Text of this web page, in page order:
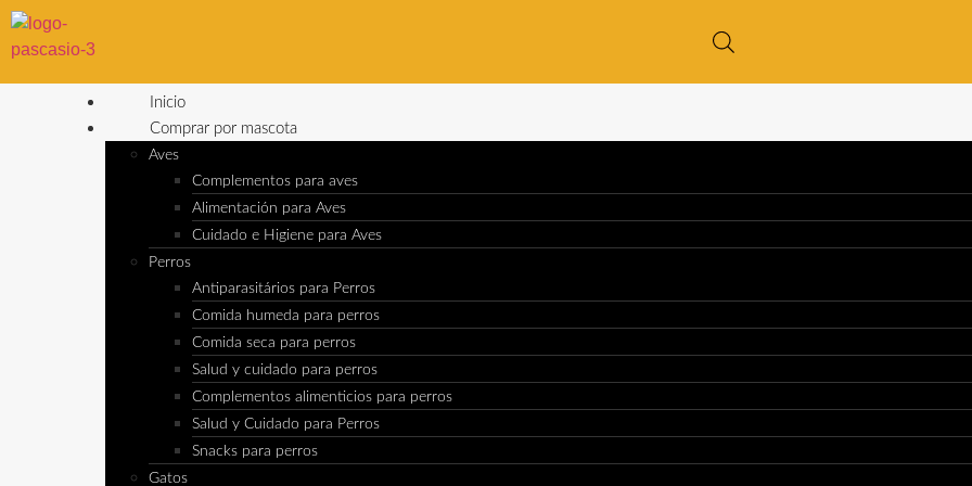
Inicio
Comprar por mascota
Aves
Complementos para aves
Alimentación para Aves
Cuidado e Higiene para Aves
Perros
Antiparasitários para Perros
Comida humeda para perros
Comida seca para perros
Salud y cuidado para perros
Complementos alimenticios para perros
Salud y Cuidado para Perros
Snacks para perros
Gatos